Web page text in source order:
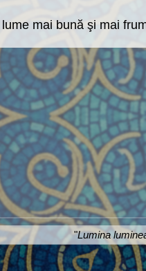
mai bună şi mai
"Lumina